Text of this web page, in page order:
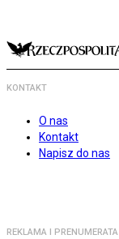
KONTAKT
O nas
Kontakt
Napisz do nas
REKLAMA I PRENUMERATA